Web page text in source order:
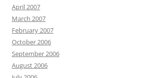
April 2007
March 2007
February 2007
October 2006
September 2006
August 2006